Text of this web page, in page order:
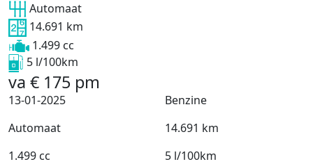
Automaat
14.691 km
1.499 cc
5 l/100km
va € 175 pm
13-01-2025
Benzine
Automaat
14.691 km
1.499 cc
5 l/100km